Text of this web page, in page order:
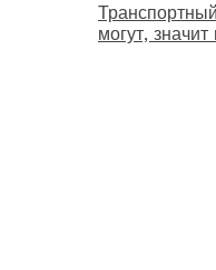
могут,